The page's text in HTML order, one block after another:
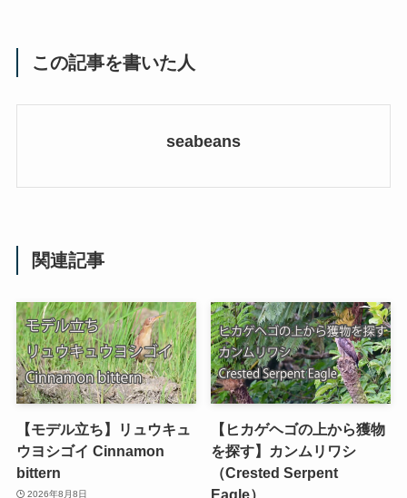
この記事を書いた人
seabeans
関連記事
【モデル立ち】リュウキュ
ウヨシゴイ Cinnamon
bittern
2026年8月8日
【ヒカゲヘゴの上から獲物
を探す】カンムリワシ
（Crested Serpent
Eagle）